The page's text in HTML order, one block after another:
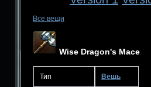
Все вещи
Wise Dragon's Mace
Тип Вещь